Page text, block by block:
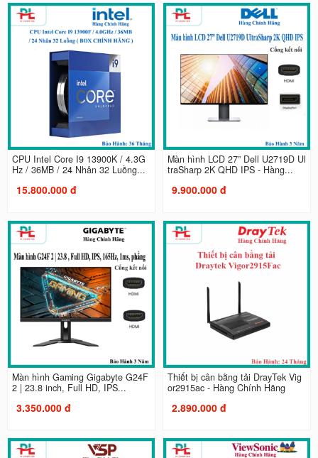
CPU Intel Core I9 13900K / 4.3G
Hz / 36MB / 24 Nhân 32 Luồng...
15.800.000 đ
Màn hình LCD 27” Dell U2719D Ul
traSharp 2K QHD IPS - Hàng...
9.900.000 đ
Màn hình Gaming Gigabyte G24F
2 | 23.8 inch, Full HD, IPS...
3.350.000 đ
Thiết bị cân bằng tải DrayTek Vig
or2915ac - Hàng Chính Hãng
2.890.000 đ